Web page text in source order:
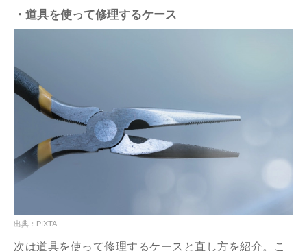
・道具を使って修理するケース
出典：PIXTA
次は道具を使って修理するケースと直し方を紹介。こ